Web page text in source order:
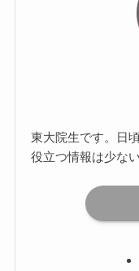
東大院生です。日
役立つ情報は少な